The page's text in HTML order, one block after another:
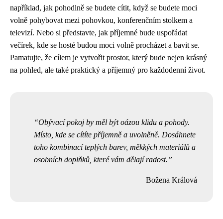
například, jak pohodlně se budete cítit, když se budete moci
volně pohybovat mezi pohovkou, konferenčním stolkem a
televizí. Nebo si představte, jak příjemné bude uspořádat
večírek, kde se hosté budou moci volně procházet a bavit se.
Pamatujte, že cílem je vytvořit prostor, který bude nejen krásný
na pohled, ale také praktický a příjemný pro každodenní život.
Obývací pokoj by měl být oázou klidu a pohody.
Místo, kde se cítíte příjemně a uvolněně. Dosáhnete
toho kombinací teplých barev, měkkých materiálů a
osobních doplňků, které vám dělají radost.
Božena Králová